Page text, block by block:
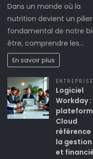
Dans un monde où la
nutrition devient un pilier
fondamental de notre
être, comprendre les…
En savoir plus
ENTREPRISE
Logiciel
Workday :
Cloud
référence
la gestion
et